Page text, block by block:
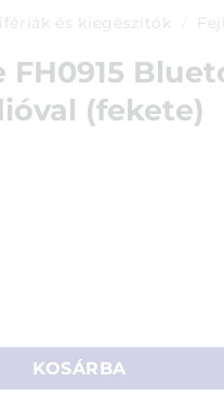
és kiegészítők
FH0915
(fekete)
KOSÁRBA